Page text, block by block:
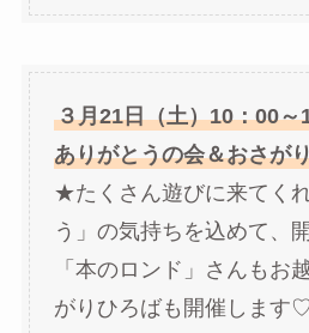
３月21日（土）10：00～
ありがとうの会＆おさが
★たくさん遊びに来てく
う」の気持ちを込めて、
「本のロンド」さんもお
がりひろばも開催します